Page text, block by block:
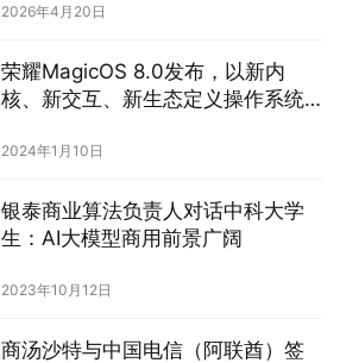
2026年4月20日
荣耀MagicOS 8.0发布，以新内
核、新交互、新生态定义操作系统
2024年1月10日
银泰商业算法负责人对话中科大学
生：AI大模型商用前景广阔
2023年10月12日
商汤沙特与中国电信（阿联酋）签